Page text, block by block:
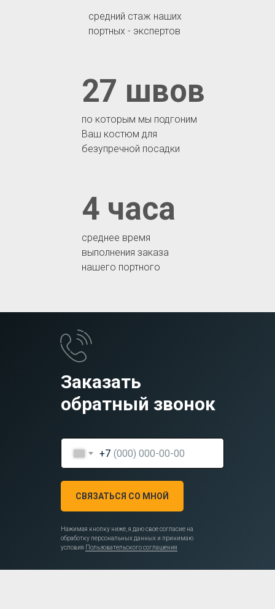
среднее время
выполнения заказа
нашего портного
4 часа
по которым мы подгоним
Ваш костюм для
безупречной посадки
27 швов
средний стаж наших
портных - экспертов
Заказать
обратный звонок
+7
СВЯЗАТЬСЯ СО МНОЙ
Нажимая кнопку ниже, я даю свое согласие на
обработку персональных данных и принимаю
условия Пользовательского соглашения